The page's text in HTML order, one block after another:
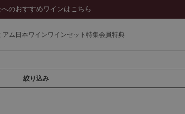
へのおすすめワインはこちら
アム日本ワインワインセット 特集会員特典
絞り込み